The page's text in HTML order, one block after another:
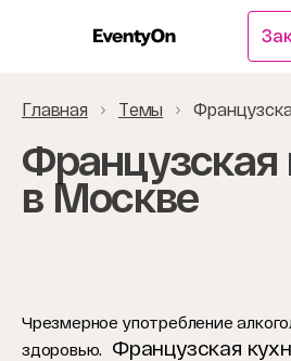
Главная Темы
Французская
в Москве
Чрезмерное употребление
здоровью.
Французская